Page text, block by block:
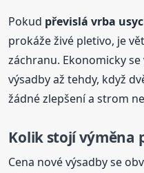
Pokud převislávrba
prokáže živé pletivo, je
záchranu. Ekonomicky
výsadby až tehdy, když
žádné zlepšení a strom
Kolik stojí výměna
Cena nové výsadby se